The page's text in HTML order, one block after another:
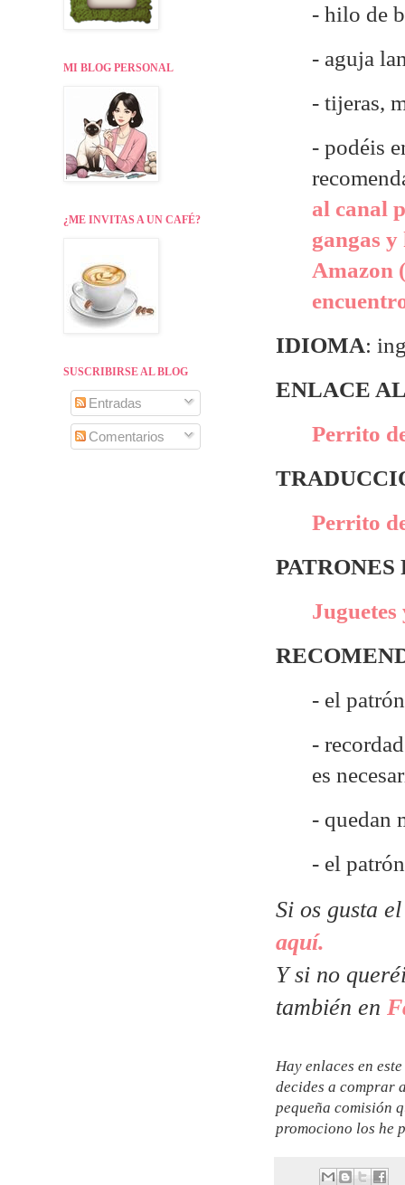
- hilo de
- aguja
- tijeras,
- podéis
al canal
gangas
Amazon
IDIOMA:
ENLACE
Perrito
Perrito
- el
-
es
- quedan
- el
Si os gusta
aquí.
Y si no
también en
Hay enlaces en
decides a comprar
pequeña comisión
promociono los he
MI BLOG PERSONAL
¿ME INVITAS A UN CAFÉ?
SUSCRIBIRSE AL BLOG
Entradas
Comentarios